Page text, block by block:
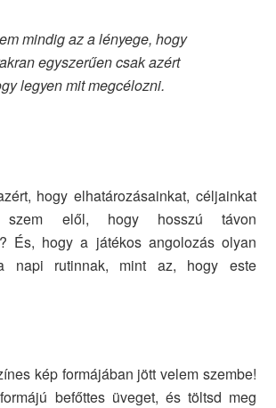
mindig az a lényege, hogy
egyszerűen csak azért
legyen mit megcélozni.
hogy elhatározásainkat, céljainkat
szem elől, hogy hosszú távon
És, hogy a játékos angolozás olyan
napi rutinnak, mint az, hogy este
kép formájában jött velem szembe!
befőttes üveget, és töltsd meg